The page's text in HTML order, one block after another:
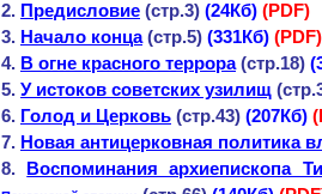
2. Предисловие (стр.3) (24Кб) (PDF)
3. Начало конца(стр.5) (331Кб) (PDF)
4. В огне красного террора(стр.18)
5. У истоков советских узилищ
6. Голод и Церковь (стр.43) (207Кб) (
7. Новая антицерковная политика
8.
Воспоминания архиепископа